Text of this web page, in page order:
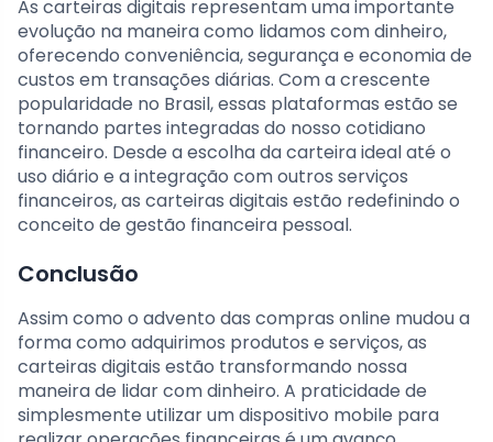
As carteiras digitais representam uma importante
evolução na maneira como lidamos com dinheiro,
oferecendo conveniência, segurança e economia de
custos em transações diárias. Com a crescente
popularidade no Brasil, essas plataformas estão se
tornando partes integradas do nosso cotidiano
financeiro. Desde a escolha da carteira ideal até o
uso diário e a integração com outros serviços
financeiros, as carteiras digitais estão redefinindo o
conceito de gestão financeira pessoal.
Conclusão
Assim como o advento das compras online mudou a
forma como adquirimos produtos e serviços, as
carteiras digitais estão transformando nossa
maneira de lidar com dinheiro. A praticidade de
simplesmente utilizar um dispositivo mobile para